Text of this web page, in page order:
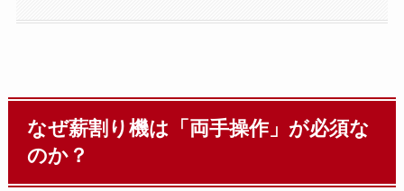
なぜ薪割り機は「両手操作」が必須な
のか？